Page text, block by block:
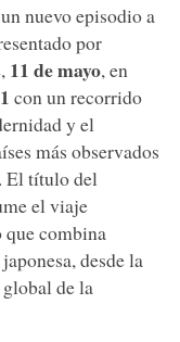
nuevo episodio a
por
11 de mayo, en
con un recorrido
y el
más observados
El título del
el viaje
combina
desde la
de la